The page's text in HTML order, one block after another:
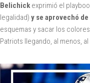
Belichickexprimió el
legalidad) y se aprovechó
esquemas y sacar los
Patriots llegando, al menos,